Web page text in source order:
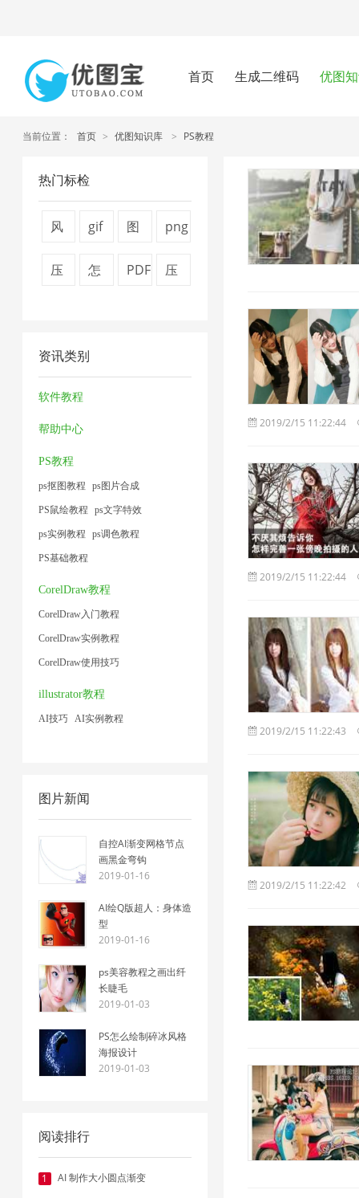
首页 生成二维码 优图
当前位置： 首页 > 优图知识库 > PS教程
热门标检
风
1
gif
缩
2
图
png
1
压
频
大
小
1
怎
缩
PDF
压
资讯类别
软件教程
帮助中心
PS教程
ps抠图教程 ps图片合成
PS鼠绘教程 ps文字特效
ps实例教程 ps调色教程
PS基础教程
CorelDraw教程
CorelDraw入门教程
CorelDraw实例教程
CorelDraw使用技巧
illustrator教程
AI技巧 AI实例教程
图片新闻
自控AI渐变网格节点
画黑金弯钩
2019-01-16
AI绘Q版超人：身体造
型
2019-01-16
ps美容教程之画出纤
长睫毛
2019-01-03
PS怎么绘制碎冰风格
海报设计
2019-01-03
阅读排行
1 AI 制作大小圆点渐变
2019/2/15 11:22:44
2019/2/15 11:22:44
2019/2/15 11:22:43
2019/2/15 11:22:42